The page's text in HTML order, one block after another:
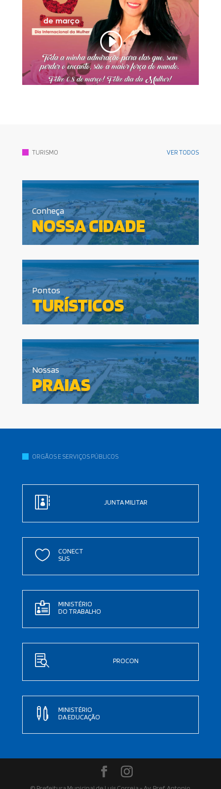
TURISMO VER TODOS
Conheça
NOSSA CIDADE
Pontos
TURÍSTICOS
Nossas
PRAIAS
ORGÃOS E SERVIÇOS PÚBLICOS
 JUNTA MILITAR

CONECT
SUS

MINISTÉRIO
DO TRABALHO
 PROCON

MINISTÉRIO
DA EDUCAÇÃO